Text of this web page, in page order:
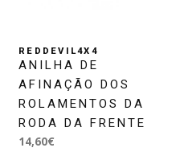
REDDEVIL4X4
ANILHA DE
AFINAÇÃO DOS
ROLAMENTOS DA
RODA DA FRENTE
14,60€